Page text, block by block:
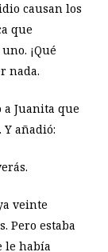
causan los
que
¡Qué
nada.
Juanita que
añadió:
veinte
Pero estaba
le había